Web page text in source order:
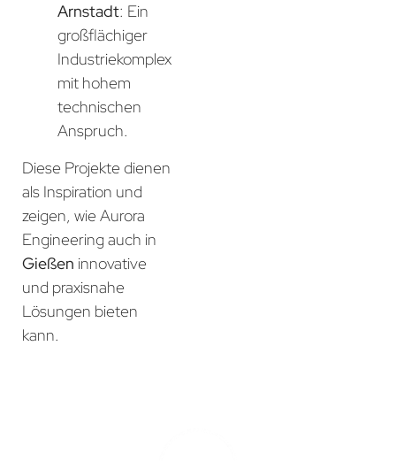
Arnstadt: Ein
großflächiger
Industriekomplex
mit hohem
technischen
Anspruch.
Diese Projekte dienen
als Inspiration und
zeigen, wie Aurora
Engineering auch in
Gießen innovative
und praxisnahe
Lösungen bieten
kann.